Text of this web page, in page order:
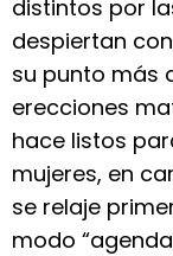
distintos por
despiertan
su punto más
erecciones
hace listos
mujeres, en
se relaje
modo